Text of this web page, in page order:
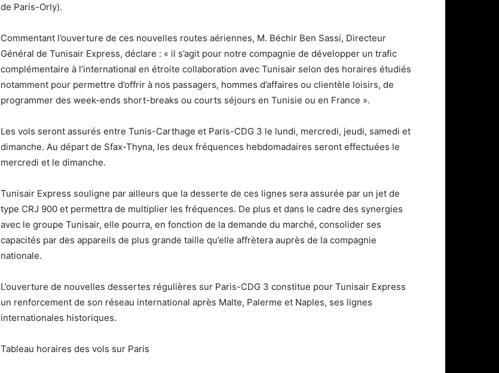
de Paris-Orly).
Commentant l’ouverture de ces nouvelles routes aériennes, M. Béchir Ben Sassi, Directeur
Général de Tunisair Express, déclare : « il s’agit pour notre compagnie de développer un trafic
complémentaire à l’international en étroite collaboration avec Tunisair selon des horaires étudiés
notamment pour permettre d’offrir à nos passagers, hommes d’affaires ou clientèle loisirs, de
programmer des week-ends short-breaks ou courts séjours en Tunisie ou en France ».
Les vols seront assurés entre Tunis-Carthage et Paris-CDG 3 le lundi, mercredi, jeudi, samedi et
dimanche. Au départ de Sfax-Thyna, les deux fréquences hebdomadaires seront effectuées le
mercredi et le dimanche.
Tunisair Express souligne par ailleurs que la desserte de ces lignes sera assurée par un jet de
type CRJ 900 et permettra de multiplier les fréquences. De plus et dans le cadre des synergies
avec le groupe Tunisair, elle pourra, en fonction de la demande du marché, consolider ses
capacités par des appareils de plus grande taille qu’elle affrètera auprès de la compagnie
nationale.
L’ouverture de nouvelles dessertes régulières sur Paris-CDG 3 constitue pour Tunisair Express
un renforcement de son réseau international après Malte, Palerme et Naples, ses lignes
internationales historiques.
Tableau horaires des vols sur Paris